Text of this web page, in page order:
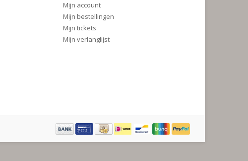
Mijn account
Mijn bestellingen
Mijn tickets
Mijn verlanglijst